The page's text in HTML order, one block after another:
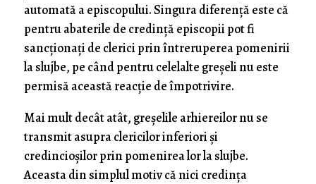
automată a episcopului. Singura diferență este că
pentru abaterile de credință episcopii pot fi
sancționați de clerici prin întreruperea pomenirii
la slujbe, pe când pentru celelalte greșeli nu este
permisă această reacție de împotrivire.
Mai mult decât atât, greșelile arhiereilor nu se
transmit asupra clericilor inferiori și
credincioșilor prin pomenirea lor la slujbe.
Aceasta din simplul motiv că nici credința